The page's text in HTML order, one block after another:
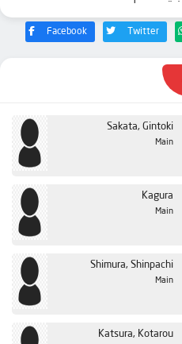
Facebook Twitter
Sakata, Gintoki
Main
Kagura
Main
Shimura, Shinpachi
Main
Katsura, Kotarou